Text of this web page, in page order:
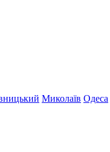
Миколаїв Одеса